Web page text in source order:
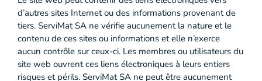
d’autres sites Internet ou des informations provenant de
tiers. ServiMat SA ne vérifie aucunement la nature et le
contenu de ces sites ou informations et elle n’exerce
aucun contrôle sur ceux-ci. Les membres ou utilisateurs du
site web ouvrent ces liens électroniques à leurs entiers
risques et périls. ServiMat SA ne peut être aucunement